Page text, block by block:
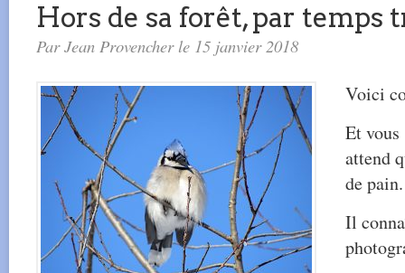
Hors de sa forêt, par temps
Par Jean Provencher le 15 janvier 2018
Voici
Et
attend
de pain.
Il